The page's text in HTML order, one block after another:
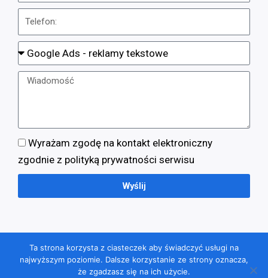
Wyrażam zgodę na kontakt elektroniczny
zgodnie z polityką prywatności serwisu
Wyślij
Polityka Prywatności
Ta strona korzysta z ciasteczek aby świadczyć usługi na
najwyższym poziomie. Dalsze korzystanie ze strony oznacza,
że zgadzasz się na ich użycie.